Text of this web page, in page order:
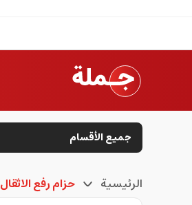
جميع الأقسام
الرئيسية حزام رفع الاثقال